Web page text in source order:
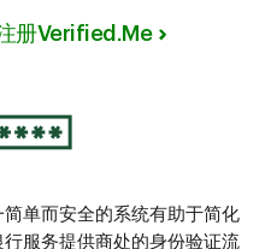
册Verified.Me
单而安全的系统有助于简化
服务提供商处的身份验证流